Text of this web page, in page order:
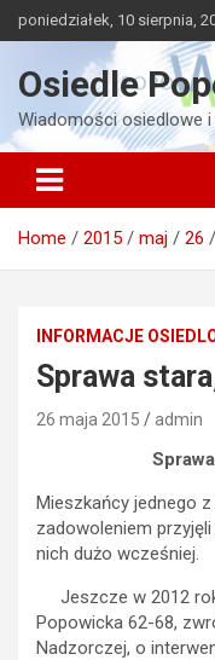
to
poniedziałek, 10 sierpnia,
Osiedle
Wiadomości osiedlowe i
Home 2015 maj 26
INFORMACJE
Sprawa
26 maja 2015 admin
Mieszkańcy jednego
zadowoleniem
nich dużo wcześniej.
Jeszcze w 2012
Popowicka 62-68,
Nadzorczej, o